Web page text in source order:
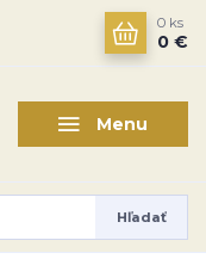
Menu
Hľadať
0 ks
0 €